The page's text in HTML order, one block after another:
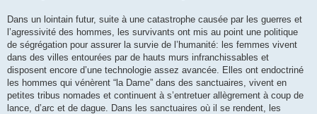
Dans un lointain futur, suite à une catastrophe causée par les guerres et
l’agressivité des hommes, les survivants ont mis au point une politique
de ségrégation pour assurer la survie de l’humanité: les femmes vivent
dans des villes entourées par de hauts murs infranchissables et
disposent encore d’une technologie assez avancée. Elles ont endoctriné
les hommes qui vénèrent “la Dame” dans des sanctuaires, vivent en
petites tribus nomades et continuent à s’entretuer allègrement à coup de
lance, d’arc et de dague. Dans les sanctuaires où il se rendent, les